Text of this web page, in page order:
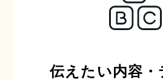
伝えたい内容・